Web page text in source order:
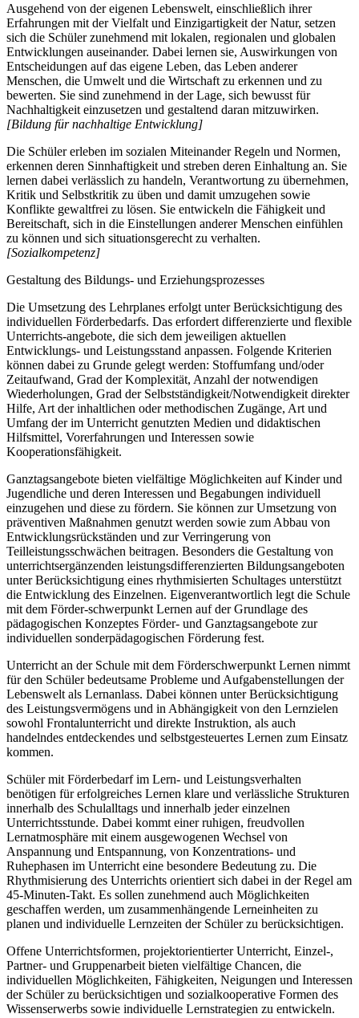
Ausgehend von der eigenen Lebenswelt, einschließlich ihrer
Erfahrungen mit der Vielfalt und Einzigartigkeit der Natur, setzen
sich die Schüler zunehmend mit lokalen, regionalen und globalen
Entwicklungen auseinander. Dabei lernen sie, Auswirkungen von
Entscheidungen auf das eigene Leben, das Leben anderer
Menschen, die Umwelt und die Wirtschaft zu erkennen und zu
bewerten. Sie sind zunehmend in der Lage, sich bewusst für
Nachhaltigkeit einzusetzen und gestaltend daran mitzuwirken.
[Bildung für nachhaltige Entwicklung]
Die Schüler erleben im sozialen Miteinander Regeln und Normen,
erkennen deren Sinnhaftigkeit und streben deren Einhaltung an. Sie
lernen dabei verlässlich zu handeln, Verantwortung zu übernehmen,
Kritik und Selbstkritik zu üben und damit umzugehen sowie
Konflikte gewaltfrei zu lösen. Sie entwickeln die Fähigkeit und
Bereitschaft, sich in die Einstellungen anderer Menschen einfühlen
zu können und sich situationsgerecht zu verhalten.
[Sozialkompetenz]
Gestaltung des Bildungs- und Erziehungsprozesses
Die Umsetzung des Lehrplanes erfolgt unter Berücksichtigung des
individuellen Förderbedarfs. Das erfordert differenzierte und flexible
Unterrichts-angebote, die sich dem jeweiligen aktuellen
Entwicklungs- und Leistungsstand anpassen. Folgende Kriterien
können dabei zu Grunde gelegt werden: Stoffumfang und/oder
Zeitaufwand, Grad der Komplexität, Anzahl der notwendigen
Wiederholungen, Grad der Selbstständigkeit/Notwendigkeit direkter
Hilfe, Art der inhaltlichen oder methodischen Zugänge, Art und
Umfang der im Unterricht genutzten Medien und didaktischen
Hilfsmittel, Vorerfahrungen und Interessen sowie
Kooperationsfähigkeit.
Ganztagsangebote bieten vielfältige Möglichkeiten auf Kinder und
Jugendliche und deren Interessen und Begabungen individuell
einzugehen und diese zu fördern. Sie können zur Umsetzung von
präventiven Maßnahmen genutzt werden sowie zum Abbau von
Entwicklungsrückständen und zur Verringerung von
Teilleistungsschwächen beitragen. Besonders die Gestaltung von
unterrichtsergänzenden leistungsdifferenzierten Bildungsangeboten
unter Berücksichtigung eines rhythmisierten Schultages unterstützt
die Entwicklung des Einzelnen. Eigenverantwortlich legt die Schule
mit dem Förder-schwerpunkt Lernen auf der Grundlage des
pädagogischen Konzeptes Förder- und Ganztagsangebote zur
individuellen sonderpädagogischen Förderung fest.
Unterricht an der Schule mit dem Förderschwerpunkt Lernen nimmt
für den Schüler bedeutsame Probleme und Aufgabenstellungen der
Lebenswelt als Lernanlass. Dabei können unter Berücksichtigung
des Leistungsvermögens und in Abhängigkeit von den Lernzielen
sowohl Frontalunterricht und direkte Instruktion, als auch
handelndes entdeckendes und selbstgesteuertes Lernen zum Einsatz
kommen.
Schüler mit Förderbedarf im Lern- und Leistungsverhalten
benötigen für erfolgreiches Lernen klare und verlässliche Strukturen
innerhalb des Schulalltags und innerhalb jeder einzelnen
Unterrichtsstunde. Dabei kommt einer ruhigen, freudvollen
Lernatmosphäre mit einem ausgewogenen Wechsel von
Anspannung und Entspannung, von Konzentrations- und
Ruhephasen im Unterricht eine besondere Bedeutung zu. Die
Rhythmisierung des Unterrichts orientiert sich dabei in der Regel am
45-Minuten-Takt. Es sollen zunehmend auch Möglichkeiten
geschaffen werden, um zusammenhängende Lerneinheiten zu
planen und individuelle Lernzeiten der Schüler zu berücksichtigen.
Offene Unterrichtsformen, projektorientierter Unterricht, Einzel-,
Partner- und Gruppenarbeit bieten vielfältige Chancen, die
individuellen Möglichkeiten, Fähigkeiten, Neigungen und Interessen
der Schüler zu berücksichtigen und sozialkooperative Formen des
Wissenserwerbs sowie individuelle Lernstrategien zu entwickeln.